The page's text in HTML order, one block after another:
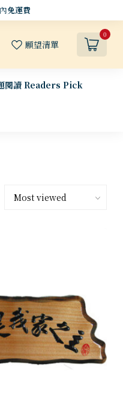
免運費
願望清單
0
閱讀 Readers Pick